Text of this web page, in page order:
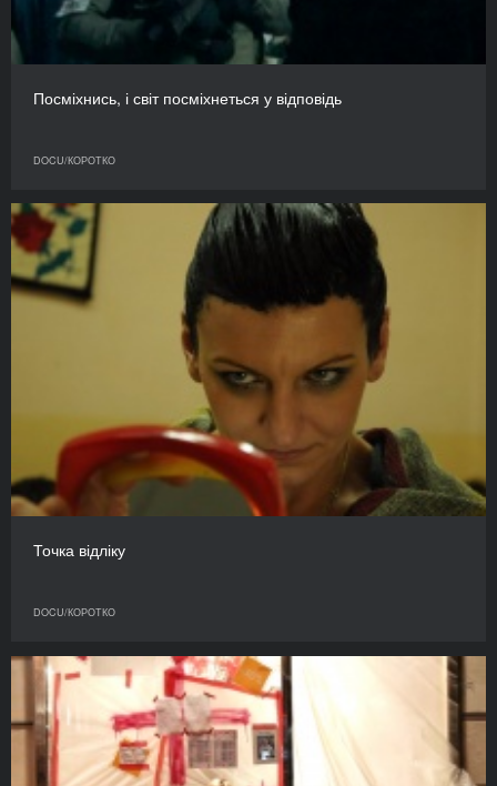
Посміхнись, і світ посміхнеться у відповідь
DOCU/КОРОТКО
Точка відліку
DOCU/КОРОТКО